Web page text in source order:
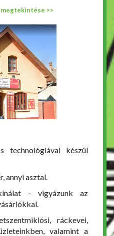
>>
technológiával készül
annyi asztal.
- vigyázunk az
ráckevei,
valamint a